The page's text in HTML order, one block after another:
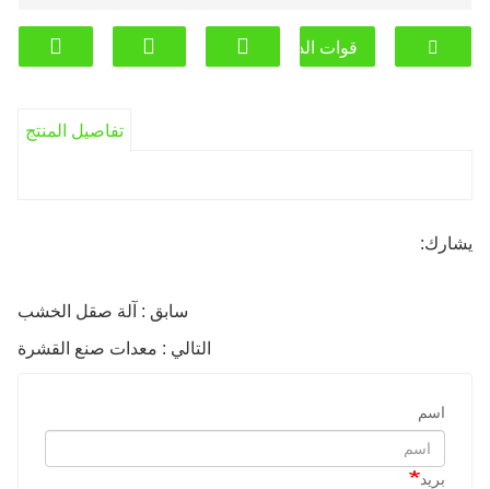
قوات الدفاع الشعبي
تفاصيل المنتج
يشارك:
سابق : آلة صقل الخشب
التالي : معدات صنع القشرة
اسم
بريد